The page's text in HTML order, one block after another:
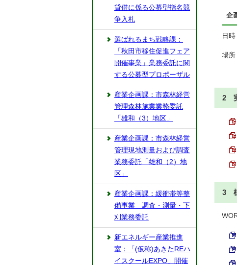
企
日
場
2
3
貸借に係る公募型指名競
争入札
選ばれるまち戦略課：
「秋田市移住促進フェア
開催事業」業務委託に関
する公募型プロポーザル
産業企画課：市森林経営
管理森林施業業務委託
「雄和（3）地区」
産業企画課：市森林経営
管理現地測量および調査
業務委託「雄和（2）地
区」
産業企画課：緩衝帯等整
備事業 調査・測量・下
刈業務委託
新エネルギー産業推進
室：「(仮称)あきたREハ
イスクールEXPO」開催